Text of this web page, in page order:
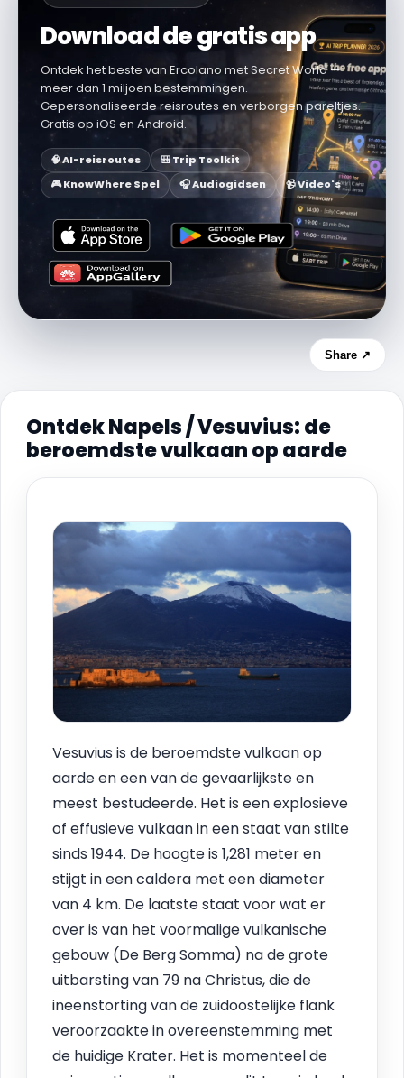
Download de gratis app
Ontdek het beste van Ercolano met Secret World —
meer dan 1 miljoen bestemmingen.
Gepersonaliseerde reisroutes en verborgen pareltjes.
Gratis op iOS en Android.
🧠 AI-reisroutes
🎒 Trip Toolkit
🎮 KnowWhere Spel
🎧 Audiogidsen 📹 Video's
Share ↗
Ontdek Napels / Vesuvius: de
beroemdste vulkaan op aarde
Vesuvius is de beroemdste vulkaan op
aarde en een van de gevaarlijkste en
meest bestudeerde. Het is een explosieve
of effusieve vulkaan in een staat van stilte
sinds 1944. De hoogte is 1,281 meter en
stijgt in een caldera met een diameter
van 4 km. De laatste staat voor wat er
over is van het voormalige vulkanische
gebouw (De Berg Somma) na de grote
uitbarsting van 79 na Christus, die de
ineenstorting van de zuidoostelijke flank
veroorzaakte in overeenstemming met
de huidige Krater. Het is momenteel de